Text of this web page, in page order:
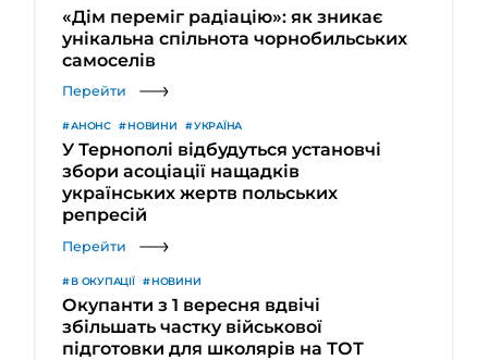
«Дім переміг радіацію»: як зникає
унікальна спільнота чорнобильських
самоселів
Перейти
АНОНС НОВИНИ УКРАЇНА
У Тернополі відбудуться установчі
збори асоціації нащадків
українських жертв польських
репресій
Перейти
В ОКУПАЦІЇ НОВИНИ
Окупанти з 1 вересня вдвічі
збільшать частку військової
підготовки для школярів на ТОТ